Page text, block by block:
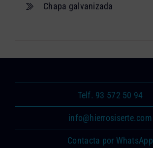
Chapa galvanizada
Telf. 93 572 50 94
info@hierrosiserte.com
Contacta por WhatsApp